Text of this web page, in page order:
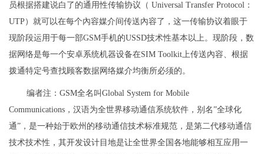
员根据搭建说白了的通用性传输协议（ Universal Transfer Protocol：
UTP）就可以在每个內容媒介间传送內容了，这一传输协议着眼于
现阶段运用于每一部GSM手机的USSD技术性基本以上。现阶段，数
据网络是每一个安卓系统机器设备在SIM Toolkit上传送內容、根据
拨通特定号查找顾客数据网络媒介均衡所必须的。
编者注：GSM全名叫Global System for Mobile
Communications，汉语为全世界移动通信系统软件，别名”全球化
通”，是一种始于欧州的移动通信技术标准规范，是第二代移动通信
技术技术性，其开发设计目地是让全世界全国各地能够相互应用一